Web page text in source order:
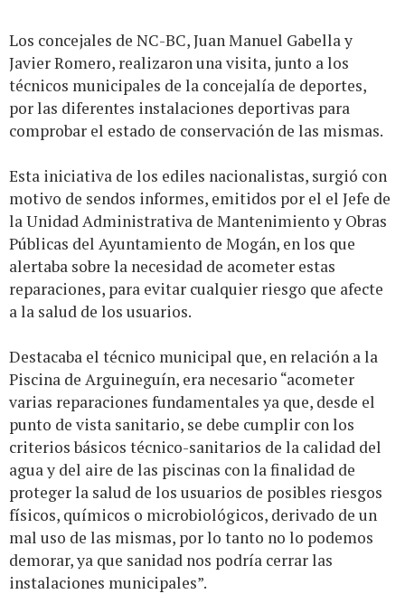
Los concejales de NC-BC, Juan Manuel Gabella y
Javier Romero, realizaron una visita, junto a los
técnicos municipales de la concejalía de deportes,
por las diferentes instalaciones deportivas para
comprobar el estado de conservación de las mismas.
Esta iniciativa de los ediles nacionalistas, surgió con
motivo de sendos informes, emitidos por el el Jefe de
la Unidad Administrativa de Mantenimiento y Obras
Públicas del Ayuntamiento de Mogán, en los que
alertaba sobre la necesidad de acometer estas
reparaciones, para evitar cualquier riesgo que afecte
a la salud de los usuarios.
Destacaba el técnico municipal que, en relación a la
Piscina de Arguineguín, era necesario “acometer
varias reparaciones fundamentales ya que, desde el
punto de vista sanitario, se debe cumplir con los
criterios básicos técnico-sanitarios de la calidad del
agua y del aire de las piscinas con la finalidad de
proteger la salud de los usuarios de posibles riesgos
físicos, químicos o microbiológicos, derivado de un
mal uso de las mismas, por lo tanto no lo podemos
demorar, ya que sanidad nos podría cerrar las
instalaciones municipales”.